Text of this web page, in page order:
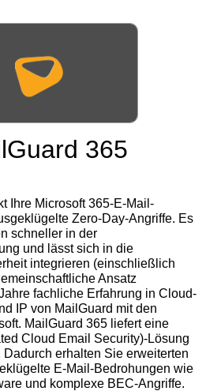
365
Ihre Microsoft 365-E-Mail-
Zero-Day-Angriffe. Es
schneller in der
und lässt sich in die
integrieren (einschließlich
Ansatz
fachliche Erfahrung in Cloud-
IP von MailGuard mit den
MailGuard 365 liefert eine
Cloud Email Security)-Lösung
erhalten Sie erweiterten
E-Mail-Bedrohungen wie
und komplexe BEC-Angriffe.